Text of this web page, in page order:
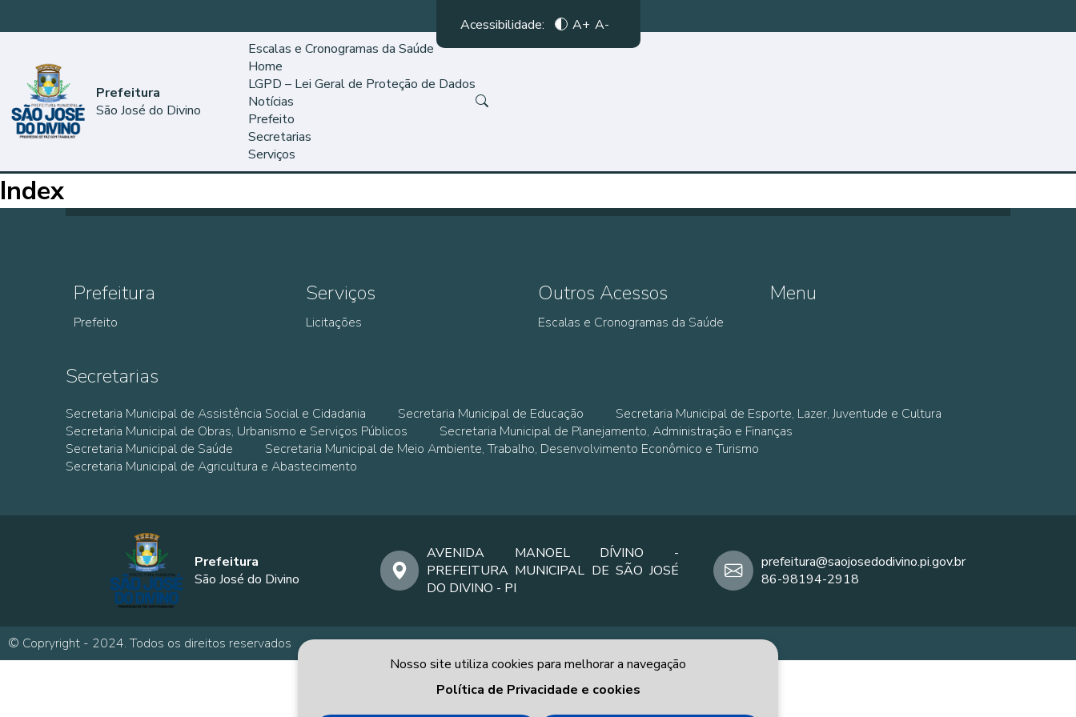
Acessibilidade: A+ A-
Prefeitura
São José do Divino
Escalas e Cronogramas da Saúde
Home
LGPD – Lei Geral de Proteção de Dados
Notícias
Prefeito
Secretarias
Serviços
Index
Prefeitura
Prefeito
Serviços
Licitações
Outros Acessos
Escalas e Cronogramas da Saúde
Menu
Secretarias
Secretaria Municipal de Assistência Social e Cidadania Secretaria Municipal de Educação
Secretaria Municipal de Esporte, Lazer, Juventude e Cultura
Secretaria Municipal de Obras, Urbanismo e Serviços Públicos
Secretaria Municipal de Planejamento, Administração e Finanças
Secretaria Municipal de Saúde
Secretaria Municipal de Meio Ambiente, Trabalho, Desenvolvimento Econômico e Turismo
Secretaria Municipal de Agricultura e Abastecimento
Prefeitura
São José do Divino
AVENIDA MANOEL DÍVINO -
PREFEITURA MUNICIPAL DE SÃO JOSÉ
DO DIVINO - PI
prefeitura@saojosedodivino.pi.gov.br
86-98194-2918
© Copryright - 2024. Todos os direitos reservados
Nosso site utiliza cookies para melhorar a navegação
Política de Privacidade e cookies